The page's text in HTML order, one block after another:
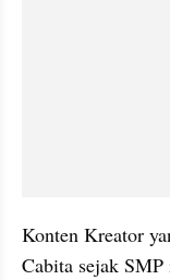
Konten Kreator
Cabita sejak